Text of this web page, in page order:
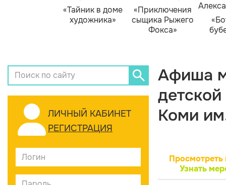
«Тайник в доме
художника»
«Приключения
сыщика Рыжего
Фокса»
ЛИЧНЫЙ КАБИНЕТ
РЕГИСТРАЦИЯ
Афиша
Коми
Просмотреть
Узнать